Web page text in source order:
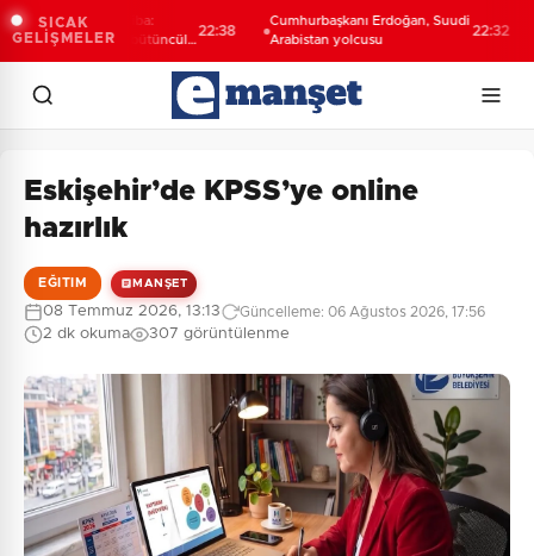
SICAK
GELİŞMELER
Vekili Şahin Biba:
geleceğini bütüncül
22:38
Cumhurbaşkanı Erdoğan, Suudi
Arabistan yolcusu
22:32
Eskişehir’de KPSS’ye online
hazırlık
EĞITIM MANŞET
08 Temmuz 2026, 13:13 Güncelleme: 06 Ağustos 2026, 17:56
2 dk okuma 307 görüntülenme